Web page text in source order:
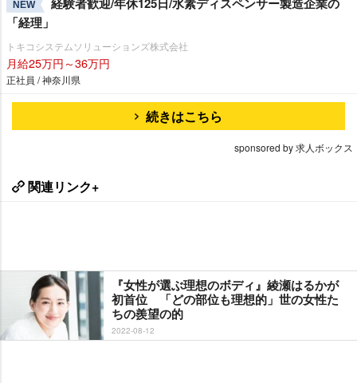
NEW
「経理」
トキコシステムソリューションズ株式会社
月給25万円～36万円
正社員 / 神奈川県
続きはこちら
sponsored by 求人ボックス
関連リンク+
『女性が選ぶ理想のボディ』綾瀬はるかが
初首位 「どの部位も理想的」世の女性た
ちの羨望の的
2022-08-12